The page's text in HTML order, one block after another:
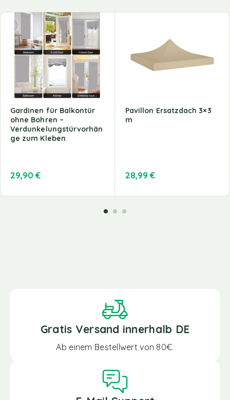
Gardinen für Balkontür
ohne Bohren –
Verdunkelungstürvorhän
ge zum Kleben
29,90 €
Pavillon Ersatzdach 3×3
m
28,99 €
Gratis Versand innerhalb DE
Ab einem Bestellwert von 80€.